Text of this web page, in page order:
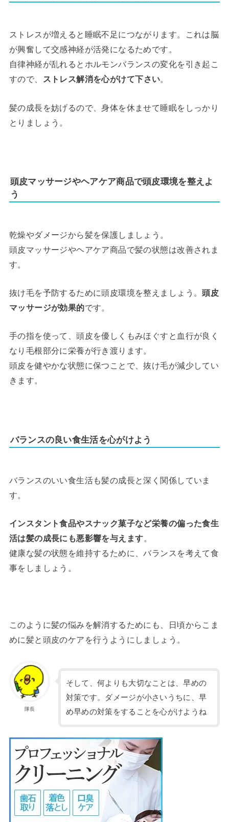
ストレスが増えると睡眠不足につながります。これは脳
が興奮して交感神経が活発になるためです。
自律神経が乱れるとホルモンバランスの変化を引き起こ
すので、
ストレス解消を心がけて下さい。
髪の成長を妨げるので、身体を休ませて睡眠をしっかり
とりましょう。
頭皮マッサージやヘアケア商品で頭皮環境を整えよ
う
乾燥やダメージから髪を保護しましょう。
頭皮マッサージやヘアケア商品で髪の状態は改善されま
す。
抜け毛を予防するために頭皮環境を整えましょう。頭皮
マッサージが効果的です。
手の指を使って、頭皮を優しくもみほぐすと血行が良く
なり毛根部分に栄養が行き渡ります。
頭皮を健やかな状態に保つことで、抜け毛が減少してい
きます。
バランスの良い食生活を心がけよう
バランスのいい食生活も髪の成長と深く関係していま
す。
インスタント食品やスナック菓子など栄養の偏った食生
活は髪の成長にも悪影響を与えます。
健康な髪の状態を維持するために、バランスを考えて食
事をしましょう。
このように髪の悩みを解消するためにも、
日頃からこま
めに髪と頭皮のケアを行うようにしましょう 。
隊長
そして、何よりも大切なことは、早めの
対策です。ダメージが小さいうちに、早
め早めの対策をすることを心がけようね